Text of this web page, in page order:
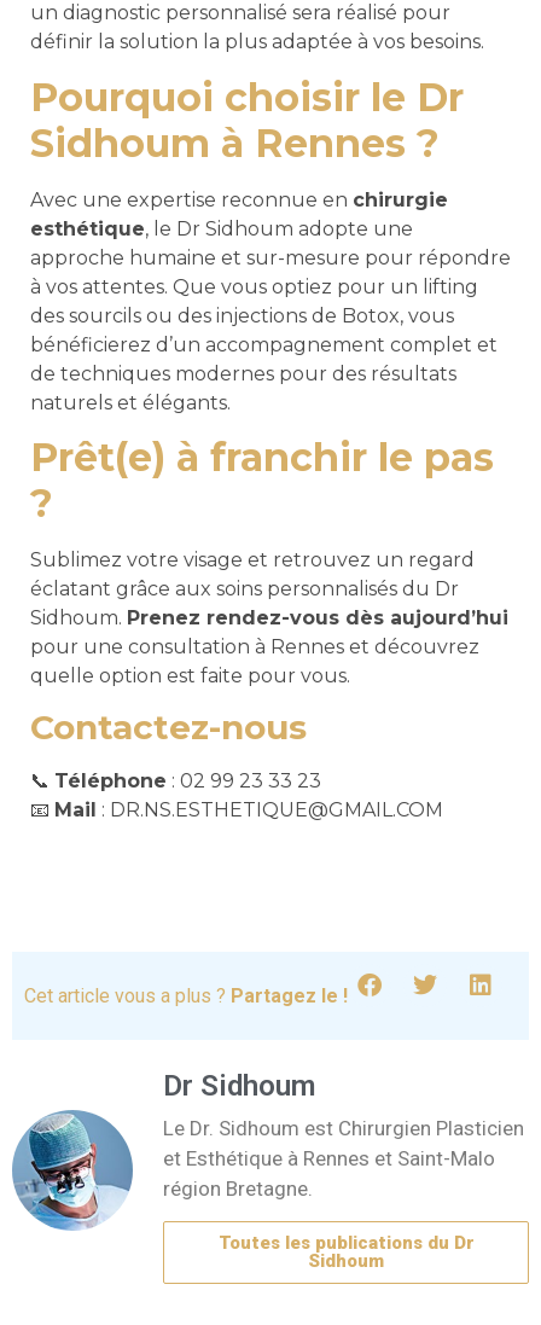
un diagnostic personnalisé sera réalisé pour
définir la solution la plus adaptée à vos besoins.
Pourquoi choisir le Dr
Sidhoum à Rennes ?
Avec une expertise reconnue en chirurgie
esthétique, le Dr Sidhoum adopte une
approche humaine et sur-mesure pour répondre
à vos attentes. Que vous optiez pour un lifting
des sourcils ou des injections de Botox, vous
bénéficierez d’un accompagnement complet et
de techniques modernes pour des résultats
naturels et élégants.
Prêt(e) à franchir le pas
?
Sublimez votre visage et retrouvez un regard
éclatant grâce aux soins personnalisés du Dr
Sidhoum. Prenez rendez-vous dès aujourd’hui
pour une consultation à Rennes et découvrez
quelle option est faite pour vous.
Contactez-nous
📞 Téléphone : 02 99 23 33 23
📧 Mail : DR.NS.ESTHETIQUE@GMAIL.COM
Cet article vous a plus ? Partagez le !
Dr Sidhoum
Le Dr. Sidhoum est Chirurgien Plasticien
et Esthétique à Rennes et Saint-Malo
région Bretagne.
Toutes les publications du Dr
Sidhoum